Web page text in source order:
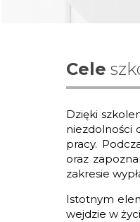
Cele
Dzięki
niezdolności
pracy.
oraz
zakresie
Istotnym
wejdzie w